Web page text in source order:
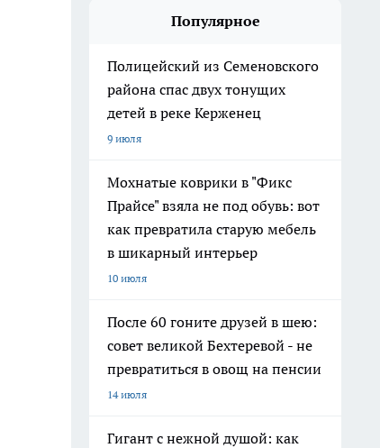
Популярное
Полицейский из Семеновского
района спас двух тонущих
детей в реке Керженец
9 июля
Мохнатые коврики в "Фикс
Прайсе" взяла не под обувь: вот
как превратила старую мебель
в шикарный интерьер
10 июля
После 60 гоните друзей в шею:
совет великой Бехтеревой - не
превратиться в овощ на пенсии
14 июля
Гигант с нежной душой: как